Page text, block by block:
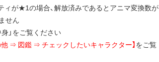
が★1の場合、解放済みであるとアニマ変換数が
せん
」をご覧ください
⇒ 図鑑 ⇒ チェックしたいキャラクター】をご覧